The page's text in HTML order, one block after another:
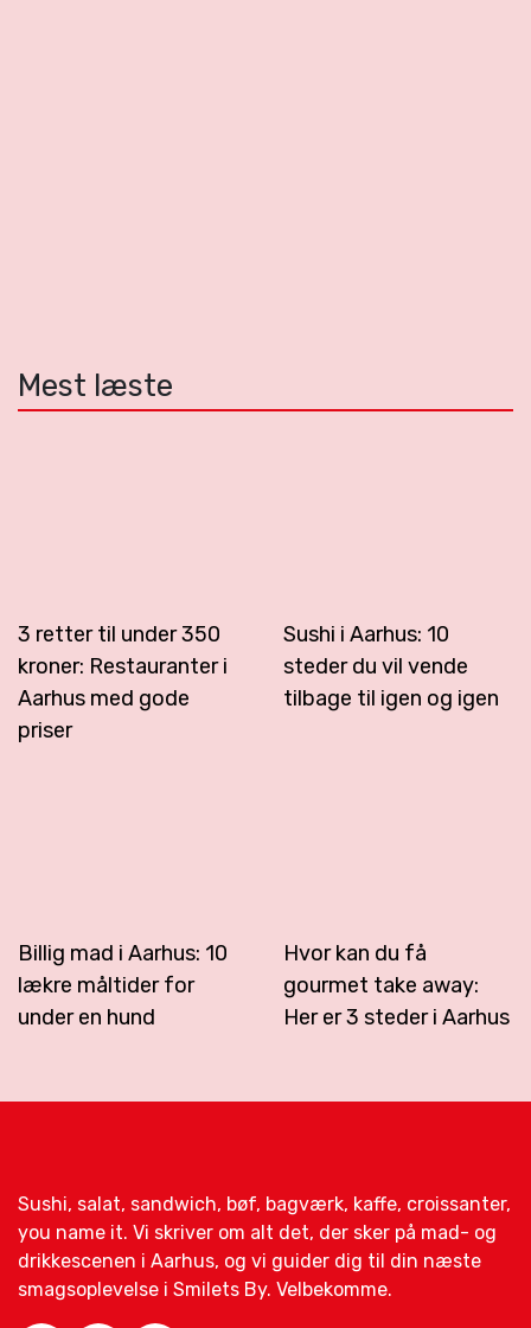
Mest læste
3 retter til under 350
kroner: Restauranter i
Aarhus med gode
priser
Sushi i Aarhus: 10
steder du vil vende
tilbage til igen og igen
Billig mad i Aarhus: 10
lækre måltider for
under en hund
Hvor kan du få
gourmet take away:
Her er 3 steder i Aarhus
Sushi, salat, sandwich, bøf, bagværk, kaffe, croissanter,
you name it. Vi skriver om alt det, der sker på mad- og
drikkescenen i Aarhus, og vi guider dig til din næste
smagsoplevelse i Smilets By. Velbekomme.